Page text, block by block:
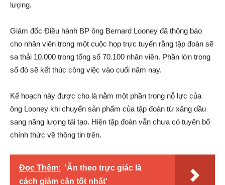
lượng.
Giám đốc Điều hành BP ông Bernard Looney đã thông báo
cho nhân viên trong một cuộc họp trực tuyến rằng tập đoàn sẽ
sa thải 10.000 trong tổng số 70.100 nhân viên. Phần lớn trong
số đó sẽ kết thúc công việc vào cuối năm nay.
Kế hoạch này được cho là nằm một phần trong nỗ lực của
ông Looney khi chuyển sản phẩm của tập đoàn từ xăng dầu
sang năng lượng tái tạo. Hiện tập đoàn vẫn chưa có tuyên bố
chính thức về thông tin trên.
Đọc Thêm: 'Ăn theo trực giác là
cách giảm cân tốt nhất'